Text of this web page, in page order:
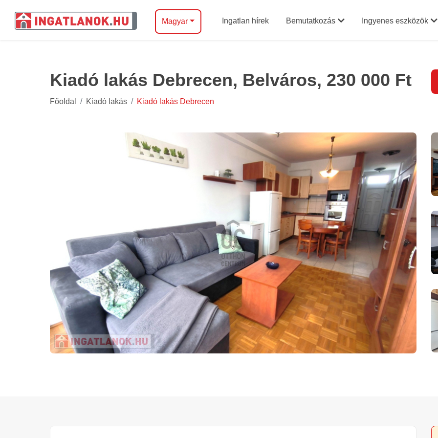
Magyar Ingatlan hírek Bemutatkozás Ingyenes eszközök
Kiadó lakás Debrecen, Belváros, 230 000 Ft
Főoldal Kiadó lakás Kiadó lakás Debrecen